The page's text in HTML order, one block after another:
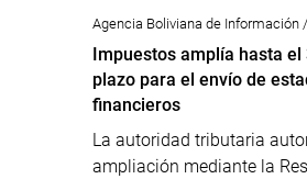
Agencia Boliviana de Información
Impuestos amplía hasta
plazo para el envío de
financieros
La autoridad tributaria
ampliación mediante la